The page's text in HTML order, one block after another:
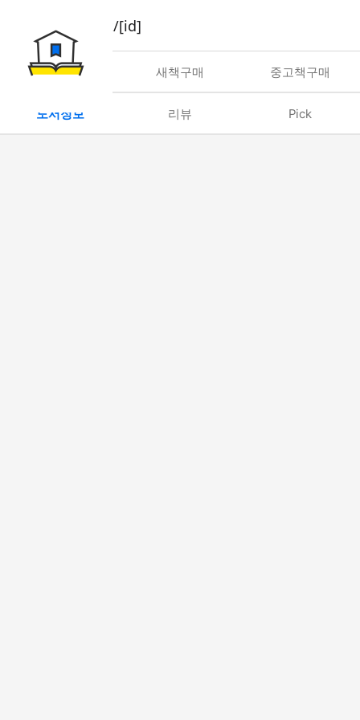
book/rent/[id]
대여 새책구매 중고책구매
도서정보 리뷰 Pick